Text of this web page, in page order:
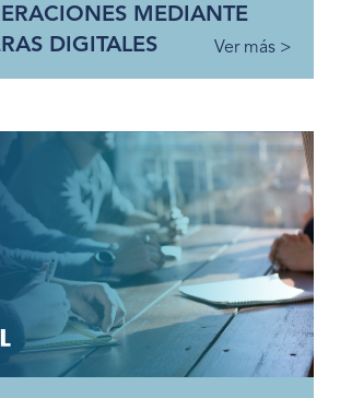
MEDIANTE
DIGITALES
Ver más >